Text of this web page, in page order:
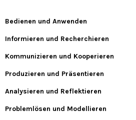
Bedienen und Anwenden
Informieren und Recherchieren
Kommunizieren und Kooperieren
Produzieren und Präsentieren
Analysieren und Reflektieren
Problemlösen und Modellieren